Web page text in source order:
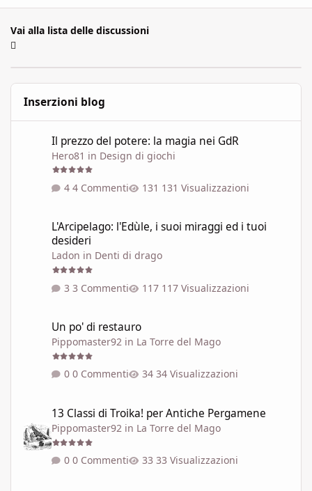
Vai alla lista delle discussioni
Inserzioni blog
Il prezzo del potere: la magia nei GdR
Hero81 in Design di giochi
4 Commenti 131 Visualizzazioni
L'Arcipelago: l'Edùle, i suoi miraggi ed i tuoi
desideri
Ladon in Denti di drago
3 Commenti 117 Visualizzazioni
Un po' di restauro
Pippomaster92 in La Torre del Mago
0 Commenti 34 Visualizzazioni
13 Classi di Troika! per Antiche Pergamene
Pippomaster92 in La Torre del Mago
0 Commenti 33 Visualizzazioni